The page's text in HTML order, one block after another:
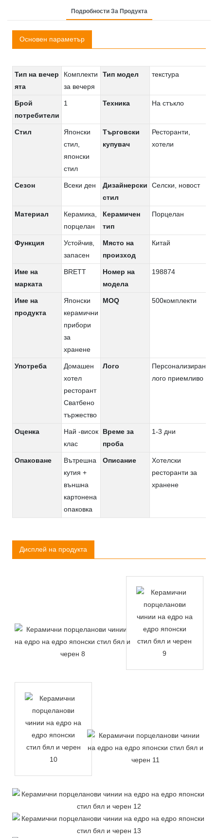
Подробности За Продукта
Основен параметър
Тип на вечер
ята
Комплекти
за вечеря
Тип модел текстура
Брой
потребители
1 Техника На стъкло
Стил
Японски
стил,
японски
стил
Търговски
купувач
Ресторанти,
хотели
Сезон Всеки ден
Дизайнерски
стил
Селски, новост
Материал
Керамика,
порцелан
Керамичен
тип
Порцелан
Функция
Устойчив,
запасен
Място на
произход
Китай
Име на
марката
BRETT
Номер на
модела
198874
Име на
продукта
Японски
керамични
прибори
за
хранене
MOQ 500комплекти
Употреба
Домашен
хотел
ресторант
Сватбено
тържество
Лого
Персонализирано
лого приемливо
Оценка
Най -висок
клас
Време за
проба
1-3 дни
Опаковане
Вътрешна
кутия +
външна
картонена
опаковка
Описание
Хотелски
ресторанти за
хранене
Дисплей на продукта